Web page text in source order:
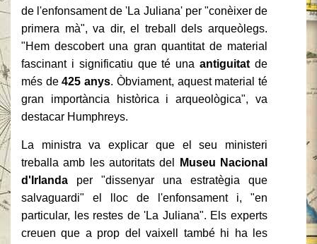
de l'enfonsament de 'La Juliana' per "conèixer de
primera mà", va dir, el treball dels arqueòlegs.
"Hem descobert una gran quantitat de material
fascinant i significatiu que té unaantiguitatde
més de425 anys. Òbviament, aquest material té
gran importància històrica i arqueològica", va
destacar Humphreys.
La ministra va explicar que el seu ministeri
treballa amb les autoritats del
Museu Nacional
d'Irlanda per "dissenyar una estratègia que
salvaguardi" el lloc de l'enfonsament i, "en
particular, les restes de 'La Juliana". Els experts
creuen que a prop del vaixell també hi ha les